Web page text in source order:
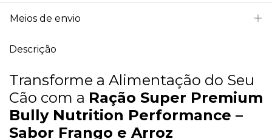
Meios de envio
Descrição
Transforme a Alimentação do Seu
Cão com a Ração Super Premium
Bully Nutrition Performance –
Sabor Frango e Arroz